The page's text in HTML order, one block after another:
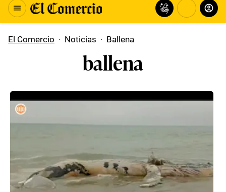
El Comercio · Noticias · Ballena
ballena